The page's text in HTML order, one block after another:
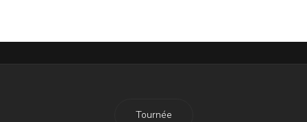
Tournée